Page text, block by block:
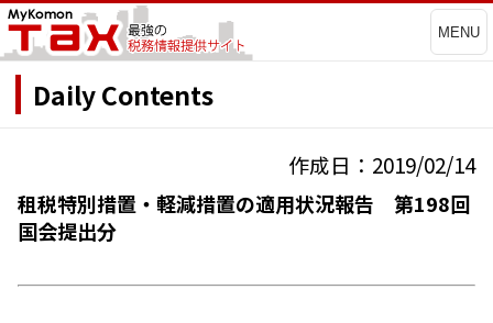
MENU
Daily Contents
作成日：2019/02/14
租税特別措置・軽減措置の適用状況報告 第198回
国会提出分